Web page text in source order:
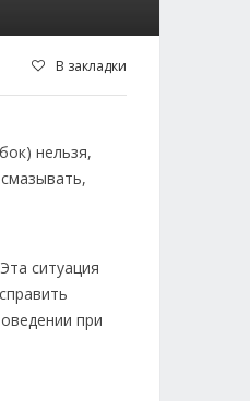
В закладки
ситуация
при